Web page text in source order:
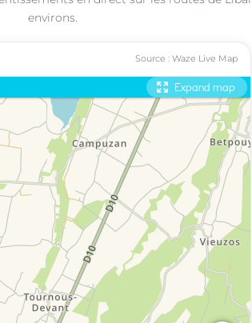
environs.
Source : Waze Live Map